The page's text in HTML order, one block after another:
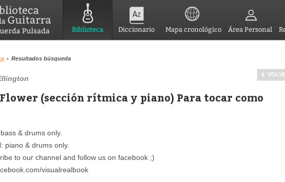
Biblioteca Diccionario Mapa cronológico Área Personal
› Resultados búsqueda
(sección rítmica y piano) Para tocar como
& drums only.
piano & drums only.
to our channel and follow us on facebook ;)
visualrealbook